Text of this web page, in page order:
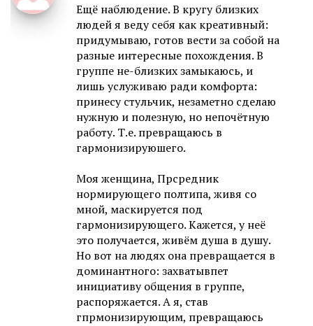
Ещё наблюдение. В кругу близких
людей я веду себя как креативный:
придумываю, готов вести за собой на
разные интересные похождения. В
группе не-близких замыкаюсь, и
лишь услуживаю ради комфорта:
принесу стульчик, незаметно сделаю
нужную и полезную, но непочётную
работу. Т.е. превращаюсь в
гармонизируюшего.
Моя женщина, Прсредник
нормирующего полтипа, живя со
мной, маскируется под
гармонизирующего. Кажется, у неё
это получается, живём душа в душу.
Но вот на людях она превращается в
доминантного: захватывпет
инициативу общения в группе,
распоряжается. А я, став
гпрмонизирующим, превращаюсь